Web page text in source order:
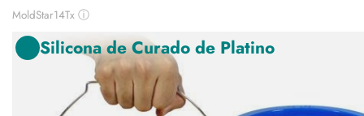
MoldStar14Tx ⓘ
Silicona de Curado de Platino